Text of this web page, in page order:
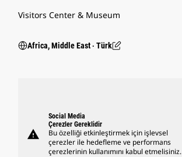
Visitors Center & Museum
Africa, Middle East ‧ Türk
warning
Social Media
Çerezler Gereklidir
Bu özelliği etkinleştirmek için işlevsel
çerezler ile hedefleme ve performans
çerezlerinin kullanımını kabul etmelisiniz.